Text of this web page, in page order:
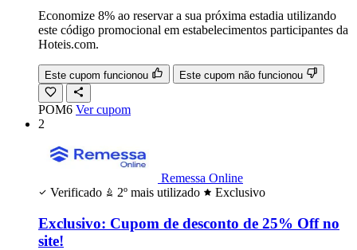
Economize 8% ao reservar a sua próxima estadia utilizando
este código promocional em estabelecimentos participantes da
Hoteis.com.
Este cupom funcionou Este cupom não funcionou
POM6 Ver cupom
2
Remessa Online
Verificado
2º mais utilizado Exclusivo
Exclusivo: Cupom de desconto de 25% Off no
site!